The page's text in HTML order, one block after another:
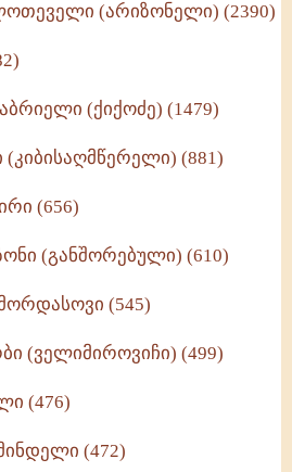
სახელმძღვანელო -
(არიზონელი) (2390)
(ქიქოძე) (1479)
(კიბისაღმწერელი) (881)
(656)
(განშორებული) (610)
(545)
(ველიმიროვიჩი) (499)
(476)
(472)